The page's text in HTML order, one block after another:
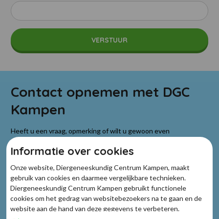
Contact opnemen met DGC
Kampen
Heeft u een vraag, opmerking of wilt u gewoon even
kennismaken? Neem gerust contact met ons op. Of het nu gaat
om het plannen van een afspraak, het verkrijgen van advies voor
de verzorging van uw huisdier of om meer te weten te komen
over onze diensten, wij staan altijd voor u klaar.
038 331 3930
Informatie over cookies
Onze website, Diergeneeskundig Centrum Kampen, maakt
gebruik van cookies en daarmee vergelijkbare technieken.
Diergeneeskundig Centrum Kampen gebruikt functionele
cookies om het gedrag van websitebezoekers na te gaan en de
website aan de hand van deze gegevens te verbeteren.